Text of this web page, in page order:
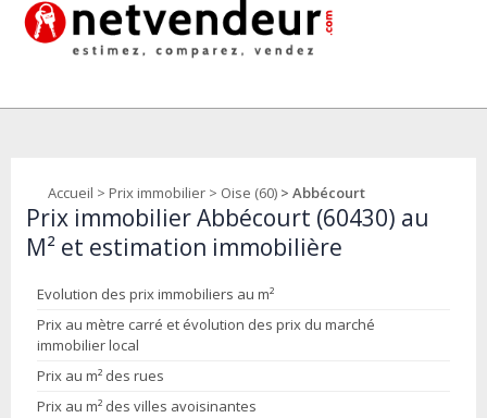
Accueil > Prix immobilier > Oise (60) > Abbécourt
Prix immobilier Abbécourt (60430) au
M² et estimation immobilière
Evolution des prix immobiliers au m²
Prix au mètre carré et évolution des prix du marché
immobilier local
Prix au m² des rues
Prix au m² des villes avoisinantes